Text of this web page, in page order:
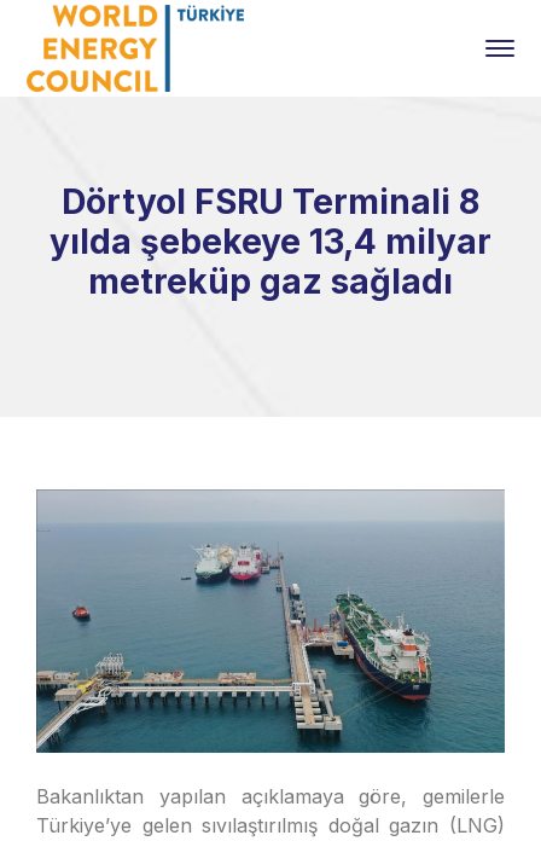
Dörtyol FSRU Terminali 8
yılda şebekeye 13,4 milyar
metreküp gaz sağladı
Bakanlıktan yapılan açıklamaya göre, gemilerle
Türkiye’ye gelen sıvılaştırılmış doğal gazın (LNG)